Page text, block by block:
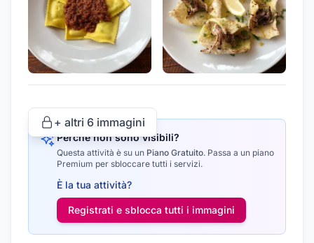
+ altri 6 immagini
Perché non sono visibili?
Questa attività è su un Piano Gratuito. Passa a un piano
Premium per sbloccare tutti i servizi.
È la tua attività?
Registrati e sblocca tutti i immagini